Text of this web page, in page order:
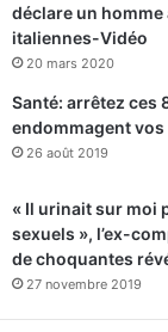
déclare un
italiennes-Vidéo
20 mars 2020
Santé: arrêtez ces
endommagent vos
26 août 2019
« Il urinait sur moi
sexuels », l’ex-
de choquantes
27 novembre 2019